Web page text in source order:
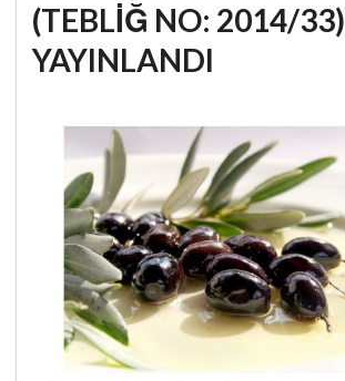
(TEBLİĞ NO: 2014/33)
YAYINLANDI